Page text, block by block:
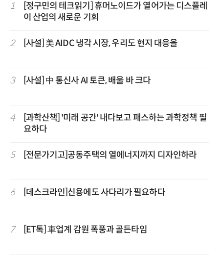
1
[정구민의 테크읽기] 휴머노이드가 열어가는 디스플레
이 산업의 새로운 기회
2 [사설] 美 AIDC 냉각 시장, 우리도 현지 대응을
3 [사설] 中 통신사 AI 토큰, 배울 바 크다
4
[과학산책] '미래 공간' 내다보고 패스하는 과학정책 필
요하다
5 [전문가기고]공동주택의 열에너지까지 디자인하라
6 [데스크라인]신용에도 사다리가 필요하다
7 [ET톡] 車업계 감원 폭풍과 골든타임